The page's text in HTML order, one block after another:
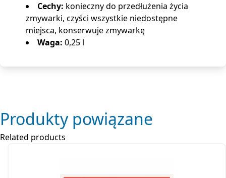
Cechy: konieczny do przedłużenia życia
zmywarki, czyści wszystkie niedostępne
miejsca, konserwuje zmywarkę
Waga: 0,25 l
Produkty powiązane
Related products